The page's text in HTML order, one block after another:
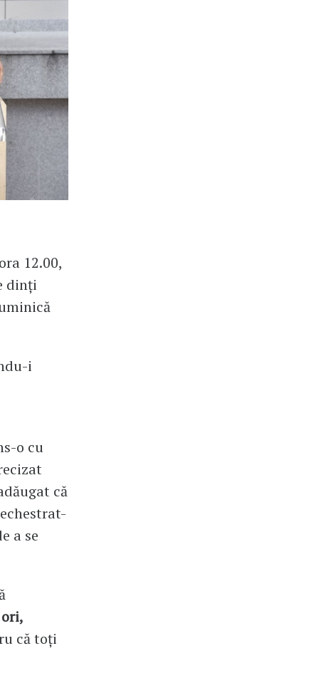
12.00,
dinți
i
o cu
că
a se
că toți